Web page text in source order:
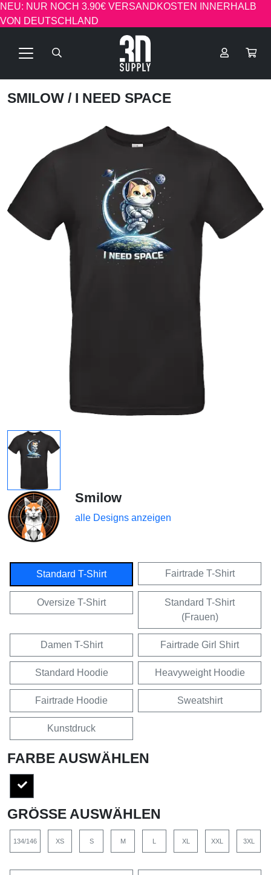
NEU: NUR NOCH 3.90€ VERSANDKOSTEN INNERHALB
VON DEUTSCHLAND
SMILOW / I NEED SPACE
Smilow
alle Designs anzeigen
Standard T-Shirt Fairtrade T-Shirt
Oversize T-Shirt
Standard T-Shirt
(Frauen)
Damen T-Shirt Fairtrade Girl Shirt
Standard Hoodie Heavyweight Hoodie
Fairtrade Hoodie Sweatshirt
Kunstdruck
FARBE AUSWÄHLEN
GRÖSSE AUSWÄHLEN
134/146 XS S M XL XXL 3XL